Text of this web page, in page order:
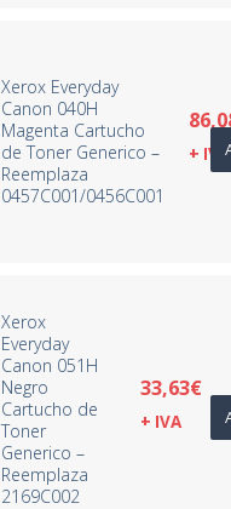
Xerox Everyday
Canon 040H
Magenta Cartucho
de Toner Generico –
Reemplaza
0457C001/0456C001
+ IVA
Xerox
Everyday
Canon 051H
Negro
Cartucho de
Toner
Generico –
Reemplaza
2169C002
33,63€
+ IVA